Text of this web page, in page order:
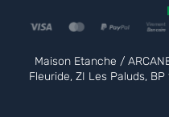
Maison Etanche /
Fleuride, ZI Les Paluds, BP